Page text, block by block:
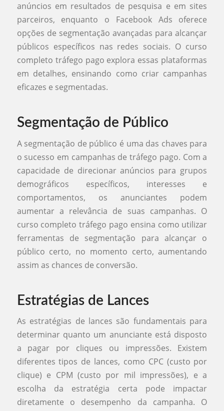
anúncios em resultados de pesquisa e em sites
parceiros, enquanto o Facebook Ads oferece
opções de segmentação avançadas para alcançar
públicos específicos nas redes sociais. O curso
completo tráfego pago explora essas plataformas
em detalhes, ensinando como criar campanhas
eficazes e segmentadas.
Segmentação de Público
A segmentação de público é uma das chaves para
o sucesso em campanhas de tráfego pago. Com a
capacidade de direcionar anúncios para grupos
demográficos específicos, interesses e
comportamentos, os anunciantes podem
aumentar a relevância de suas campanhas. O
curso completo tráfego pago ensina como utilizar
ferramentas de segmentação para alcançar o
público certo, no momento certo, aumentando
assim as chances de conversão.
Estratégias de Lances
As estratégias de lances são fundamentais para
determinar quanto um anunciante está disposto
a pagar por cliques ou impressões. Existem
diferentes tipos de lances, como CPC (custo por
clique) e CPM (custo por mil impressões), e a
escolha da estratégia certa pode impactar
diretamente o desempenho da campanha. O